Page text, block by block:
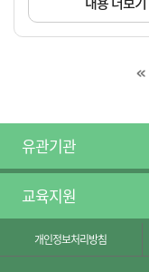
유관기관
교육지원
개인정보처리방침